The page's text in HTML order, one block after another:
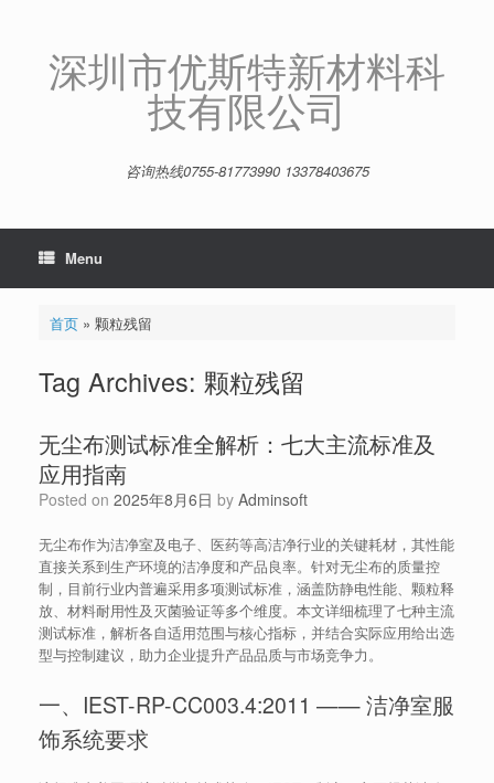
深圳市优斯特新材料科
技有限公司
咨询热线0755-81773990 13378403675
Menu
首页» 颗粒残留
Tag Archives: 颗粒残留
无尘布测试标准全解析：七大主流标准及
应用指南
Posted on 2025年8月6日 by Adminsoft
无尘布作为洁净室及电子、医药等高洁净行业的关键耗材，其性能
直接关系到生产环境的洁净度和产品良率。针对无尘布的质量控
制，目前行业内普遍采用多项测试标准，涵盖防静电性能、颗粒释
放、材料耐用性及灭菌验证等多个维度。本文详细梳理了七种主流
测试标准，解析各自适用范围与核心指标，并结合实际应用给出选
型与控制建议，助力企业提升产品品质与市场竞争力。
一、IEST-RP-CC003.4:2011 —— 洁净室服
饰系统要求